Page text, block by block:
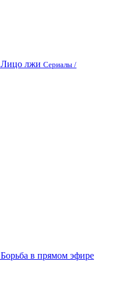
Лицо лжи Сериалы /
Борьба в прямом эфире